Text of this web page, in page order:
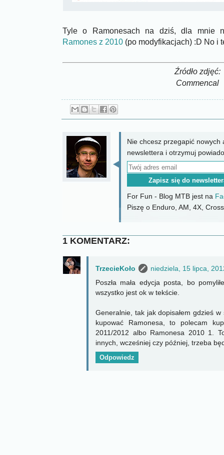
Tyle o Ramonesach na dziś, dla mnie
Ramones z 2010 (po modyfikacjach) :D No i
Źródło zdjęć:
Commencal
Nie chcesz przegapić nowych
newslettera i otrzymuj
For Fun - Blog MTB jest na
Piszę o Enduro, AM, 4X,
1 KOMENTARZ:
TrzecieKoło
niedziela, 15 lipca,
Poszła mała edycja posta, bo
wszystko jest ok w tekście.
Generalnie, tak jak dopisałem gdzieś
kupować Ramonesa, to polecam
2011/2012 albo Ramonesa 2010 1.
innych, wcześniej czy później, trzeba
Odpowiedz